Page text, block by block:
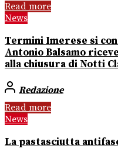
Read more
News
Termini Imerese si
Antonio Balsamo
alla chiusura di Notti
Redazione
Read more
News
La pastasciutta